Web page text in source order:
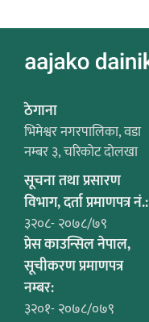
ठेगाना
भिमेश्वर नगरपालिका, वडा
नम्बर ३, चरिकोट दोलखा
सूचना तथा प्रसारण
विभाग, दर्ता प्रमाणपत्र नं.:
३२०८- २०७८/७९
प्रेस काउन्सिल नेपाल,
सूचीकरण प्रमाणपत्र
नम्बर:
३२०१- २०७८/०७९